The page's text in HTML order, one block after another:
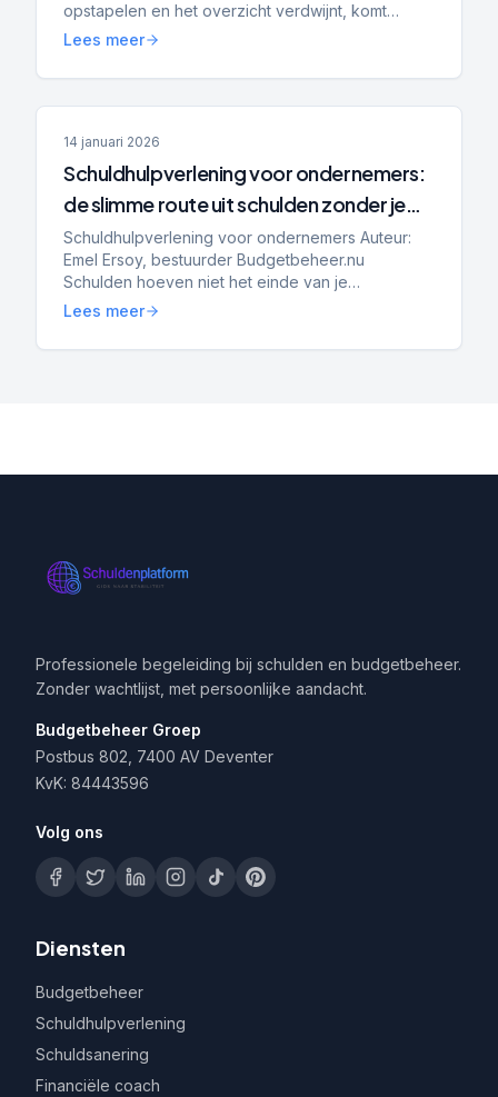
opstapelen en het overzicht verdwijnt, komt
vroeg of laat de vraag: hoe kom ik hier weer uit?
Lees meer
14 januari 2026
Schuldhulpverlening voor ondernemers:
de slimme route uit schulden zonder je
bedrijf op te geven
Schuldhulpverlening voor ondernemers Auteur:
Emel Ersoy, bestuurder Budgetbeheer.nu
Schulden hoeven niet het einde van je
onderneming te betekenen. Steeds meer zzp’ers
Lees meer
Professionele begeleiding bij schulden en budgetbeheer.
Zonder wachtlijst, met persoonlijke aandacht.
Budgetbeheer Groep
Postbus 802, 7400 AV Deventer
KvK: 84443596
Volg ons
Diensten
Budgetbeheer
Schuldhulpverlening
Schuldsanering
Financiële coach